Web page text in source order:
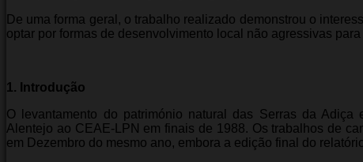
De uma forma geral, o trabalho realizado demonstrou o
optar por formas de desenvolvimento local não agressivas
1. Introdução
O levantamento do património natural das Serras da
Alentejo ao CEAE-LPN em finais de 1988. Os trabalhos de
em Dezembro do mesmo ano, embora a edição final do